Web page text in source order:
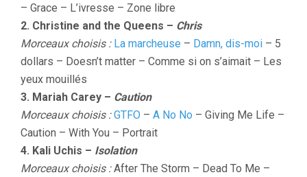
– Grace – L’ivresse – Zone libre
2. Christine and the Queens – Chris
Morceaux choisis : La marcheuse – Damn, dis-moi – 5
dollars – Doesn’t matter – Comme si on s’aimait – Les
yeux mouillés
3. Mariah Carey – Caution
Morceaux choisis : GTFO – A No No – Giving Me Life –
Caution – With You – Portrait
4. Kali Uchis – Isolation
Morceaux choisis :After The Storm – Dead To Me –